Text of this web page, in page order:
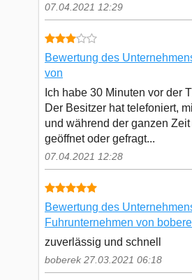
07.04.2021 12:29
Bewertung des
von
Ich habe 30 Minuten vor der
Der Besitzer hat telefoniert,
und während der ganzen Zeit
geöffnet oder gefragt...
07.04.2021 12:28
Bewertung des
Fuhrunternehmen von
zuverlässig und schnell
boberek 27.03.2021 06:18